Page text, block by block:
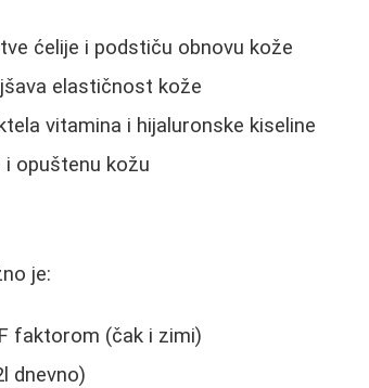
ćelije i podstiču obnovu kože
elastičnost kože
vitamina i hijaluronske kiseline
i opuštenu kožu
je:
faktorom (čak i zimi)
dnevno)